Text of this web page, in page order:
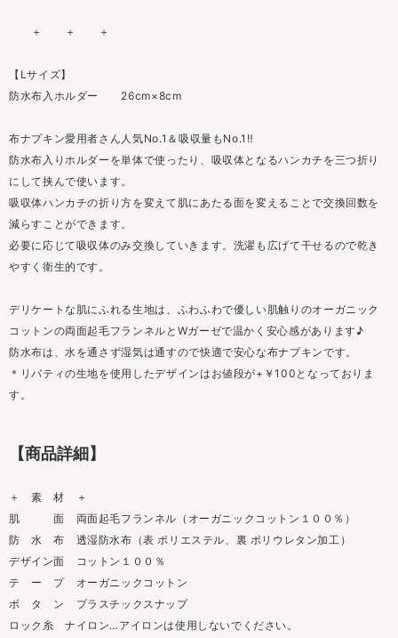
＋ ＋ ＋
【Lサイズ】
防水布入ホルダー 26cm×8cm
布ナプキン愛用者さん人気No.1＆吸収量もNo.1‼
防水布入りホルダーを単体で使ったり、吸収体となるハンカチを三つ折り
にして挟んで使います。
吸収体ハンカチの折り方を変えて肌にあたる面を変えることで交換回数を
減らすことができます。
必要に応じて吸収体のみ交換していきます。洗濯も広げて干せるので乾き
やすく衛生的です。
デリケートな肌にふれる生地は、ふわふわで優しい肌触りのオーガニック
コットンの両面起毛フランネルとWガーゼで温かく安心感があります♪
防水布は、水を通さず湿気は通すので快適で安心な布ナプキンです。
＊リバティの生地を使用したデザインはお値段が+￥100となっておりま
す。
【商品詳細】
＋ 素 材 ＋
肌 面 両面起毛フランネル（オーガニックコットン１００％）
防 水 布 透湿防水布（表 ポリエステル、裏 ポリウレタン加工）
デザイン面 コットン１００％
テ ー プ オーガニックコットン
ボ タ ン プラスチックスナップ
ロック糸 ナイロン…アイロンは使用しないでください。